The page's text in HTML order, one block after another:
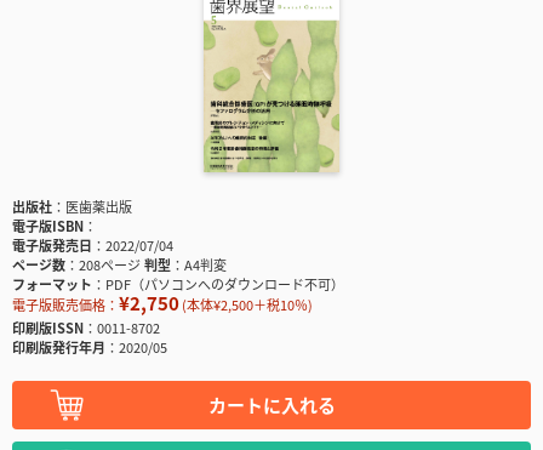
出版社
医歯薬出版
電子版ISBN
電子版発売日
2022/07/04
ページ数
208ページ判型
A4判変
フォーマット
PDF（パソコンへのダウンロード不可）
電子版販売価格： ¥2,750(本体¥2,500＋税10％)
印刷版ISSN
0011-8702
印刷版発行年月
2020/05
カートに入れる